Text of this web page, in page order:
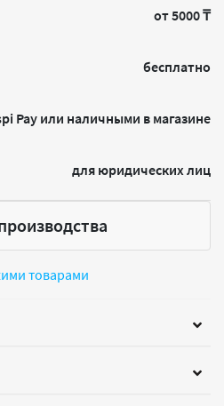
от 5000 ₸
бесплатно
Pay или наличными в магазине
для юридических лиц
товарами